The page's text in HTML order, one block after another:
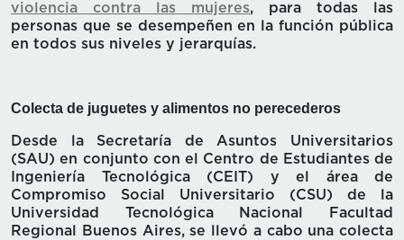
violencia contra las mujeres, para todas las
personas que se desempeñen en la función pública
en todos sus niveles y jerarquías.
Colecta de juguetes y alimentos no perecederos
Desde la Secretaría de Asuntos Universitarios
(SAU) en conjunto con el Centro de Estudiantes de
Ingeniería Tecnológica (CEIT) y el área de
Compromiso Social Universitario (CSU) de la
Universidad Tecnológica Nacional Facultad
Regional Buenos Aires, se llevó a cabo una colecta